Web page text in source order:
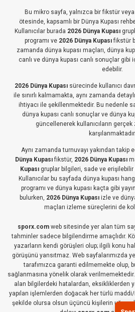
Bu mikro sayfa, yalnızca bir fikstür
ötesinde, kapsamlı bir Dünya Kupası
Kullanıcılar burada 2026 Dünya Kupası
programı ve 2026 Dünya Kupasıfikstür
zamanda dünya kupası maçları, dünya
canlı ve dünya kupası canlı sonuçlar gibi
edebilir.
2026 Dünya Kupasısürecinde kullanıcı
ile sınırlı kalmamakta, aynı zamanda
ihtiyacı ile şekillenmektedir. Bu nedenle
dünya kupası canlı sonuçlar ve dünya
güncellenerek kullanıcıların gerçek
karşılanmaktadır.
Aynı zamanda turnuvayı yakından takip
Dünya Kupasıfikstür, 2026 Dünya Kupası
Kupası gruplar bilgileri, sade ve erişilebilir
Kullanıcılar bu sayfada dünya kupası
programı ve dünya kupası kaçta gibi
bulurken, 2026 Dünya Kupası izle ve
maçları izleme süreçlerini de
sporx.com web sitesinde yer alan tüm
tahminler sadece bilgilendirme amaçlıdır.
yazarların kendi görüşleri olup; ilgili konu
görüşünü yansıtmaz. Web sayfalarımızda
tarafımızca garanti edilmemekte olup,
sağlanmasına yönelik olarak
alan bilgilerdeki hatalardan, eksikliklerden
yapılan işlemlerden doğacak her türlü
şekilde olursa olsun üçüncü kişilerin